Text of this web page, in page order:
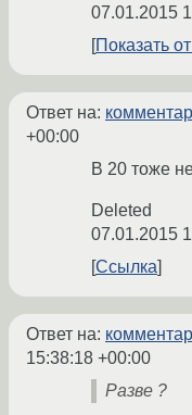
07.01.2015
Показать
Ответ на:
+00:00
В 20 тоже
Deleted
07.01.2015
Ссылка
Ответ на:
15:38:18 +00:00
Разве ?